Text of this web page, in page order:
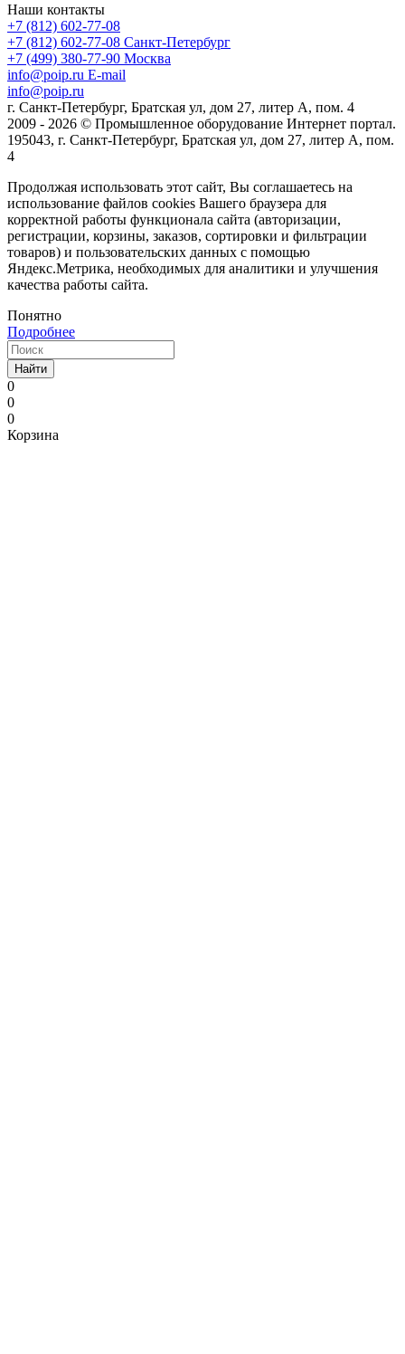
Наши контакты
+7 (812) 602-77-08
+7 (812) 602-77-08 Санкт-Петербург
+7 (499) 380-77-90 Москва
info@poip.ru E-mail
info@poip.ru
г. Санкт-Петербург, Братская ул, дом 27, литер А, пом. 4
2009 - 2026 © Промышленное оборудование Интернет портал.
195043, г. Санкт-Петербург, Братская ул, дом 27, литер А, пом.
4
Продолжая использовать этот сайт, Вы соглашаетесь на
использование файлов cookies Вашего браузера для
корректной работы функционала сайта (авторизации,
регистрации, корзины, заказов, сортировки и фильтрации
товаров) и пользовательских данных с помощью
Яндекс.Метрика, необходимых для аналитики и улучшения
качества работы сайта.
Понятно
Подробнее
Найти
0
0
0
Корзина